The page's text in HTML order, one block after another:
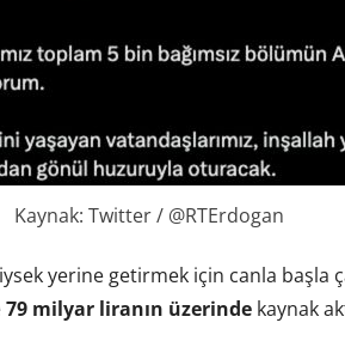
Kaynak: Twitter / @RTErdogan
yerine getirmek için canla başla
79 milyar liranın üzerindekaynak